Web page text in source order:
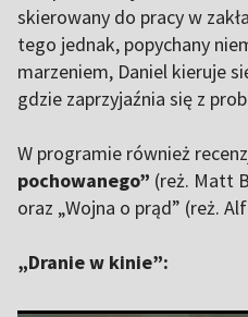
skierowany do pracy w
tego jednak, popychany
marzeniem, Daniel kieruje
gdzie zaprzyjaźnia się z
W programie również
pochowanego” (reż. Matt
oraz „Wojna o prąd” (reż.
„Dranie w kinie”: